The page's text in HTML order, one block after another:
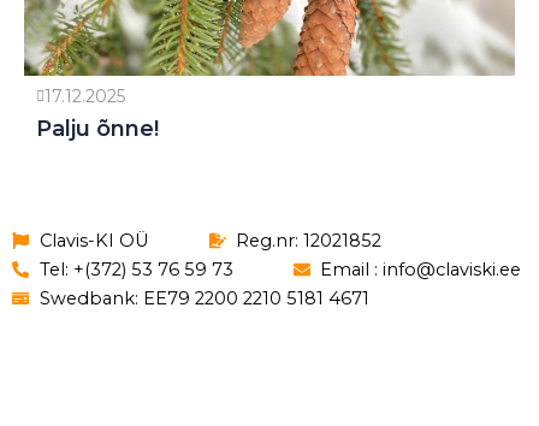
17.12.2025
Palju õnne!
Clavis-KI OÜ
Reg.nr: 12021852
Tel: +(372) 53 76 59 73
Email : info@claviski.ee
Swedbank: EE79 2200 2210 5181 4671